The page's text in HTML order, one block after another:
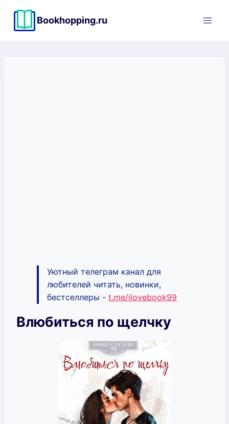
содержимому
Bookhopping.ru
Уютный телеграм канал для
любителей читать, новинки,
бестселлеры - t.me/ilovebook99
Влюбиться по щелчку